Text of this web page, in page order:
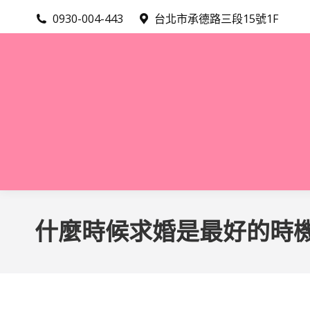
0930-004-443 台北市承德路三段15號1F
什麼時候求婚是最好的時